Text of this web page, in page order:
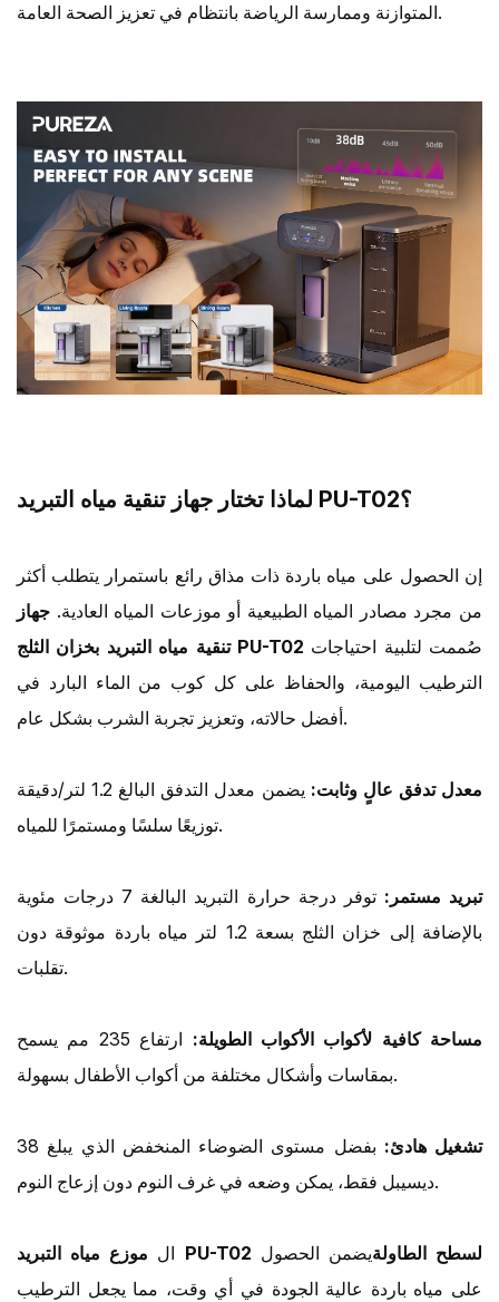
المتوازنة وممارسة الرياضة بانتظام في تعزيز الصحة العامة.
لماذا تختار جهاز تنقية مياه التبريد PU-T02؟
إن الحصول على مياه باردة ذات مذاق رائع باستمرار يتطلب أكثر
من مجرد مصادر المياه الطبيعية أو موزعات المياه العادية. جهاز
تنقية مياه التبريد بخزان الثلج PU-T02
الترطيب اليومية، والحفاظ على كل كوب من الماء البارد في
أفضل حالاته، وتعزيز تجربة الشرب بشكل عام.
معدل تدفق عالٍ وثابت:
يضمن معدل التدفق البالغ 1.2 لتر/دقيقة
توزيعًا سلسًا ومستمرًا للمياه.
تبريد مستمر:
توفر درجة حرارة التبريد البالغة 7 درجات مئوية
بالإضافة إلى خزان الثلج بسعة 1.2 لتر مياه باردة موثوقة دون
تقلبات.
مساحة كافية لأكواب الأكواب الطويلة:
ارتفاع 235 مم يسمح
بمقاسات وأشكال مختلفة من أكواب الأطفال بسهولة.
تشغيل هادئ:
بفضل مستوى الضوضاء المنخفض الذي يبلغ 38
ديسيبل فقط، يمكن وضعه في غرف النوم دون إزعاج النوم.
ال موزع مياه التبريد PU-T02 لسطح الطاولةيضمن الحصول
على مياه باردة عالية الجودة في أي وقت، مما يجعل الترطيب